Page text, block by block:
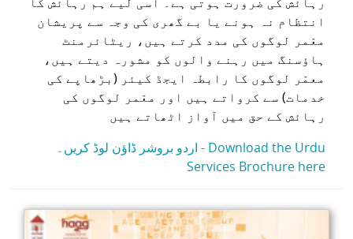
انتظام نہ ہونے یا بے گھری کی وجہ سے پریشان
معّمر لوگوں کی مدد کرتے ہیں، ریٹائرمنٹ
ہاؤسنگ میں رہنے والوں کو مشورہ دیتے ہیں،
معمّر لوگوں کا رابطہ ایجڈ کیئر (بڑھاپے کی
خدمات) سے کرواتے ہیں اور معّمر لوگوں کی
رہائش کے حق میں آواز اٹھاتے ہیں
اردو بروشر ڈاؤن لوڈ کریں۔ - Download the Urdu
Services Brochure here